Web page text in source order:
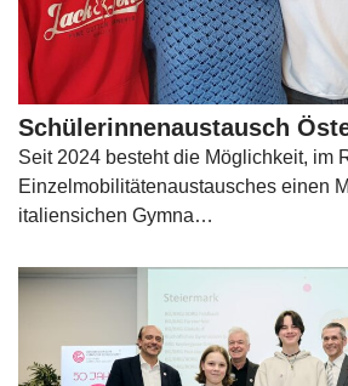
Schülerinnenaustausch
Seit 2024 besteht die Möglichkeit, im
Einzelmobilitätenaustausches einen
italiensichen Gymna…